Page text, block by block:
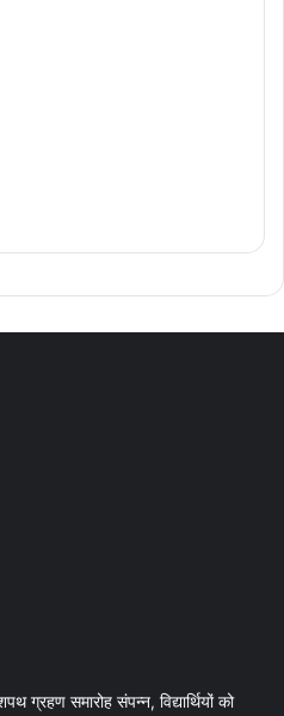
ग्रहण समारोह संपन्न, विद्यार्थियों को